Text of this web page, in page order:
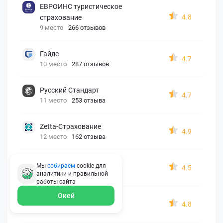
ЕВРОИНС туристическое
страхование
9 место 266 отзывов
4.8
Гайде
10 место 287 отзывов
4.7
Русский Стандарт
11 место 253 отзыва
4.7
Zetta-Страхование
12 место 162 отзыва
4.9
СберСтрахование
13 место 326 отзывов
4.5
Евроинс
4.8
Мы собираем cookie для
аналитики и правильной
работы сайта
Окей